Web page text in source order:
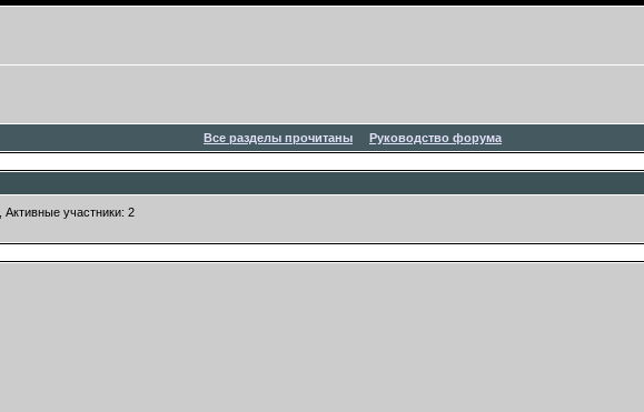
Все разделы прочитаны Руководство форума
Активные участники: 2